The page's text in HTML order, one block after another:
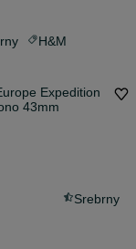
H&M
Expedition
43mm
Srebrny